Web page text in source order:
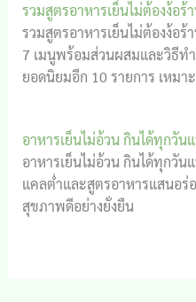
รวมสูตรอาหารเย็นไม่ต้องง้อ
รวมสูตรอาหารเย็นไม่ต้องง้อ
7 เมนูพร้อมส่วนผสมและวิธีทำ
ยอดนิยมอีก 10 รายการ เหมา
อาหารเย็นไม่อ้วน กินได้ทุกวัน
อาหารเย็นไม่อ้วน กินได้ทุกวั
แคลต่ำและสูตรอาหารแสนอ
สุขภาพดีอย่างยั่งยืน